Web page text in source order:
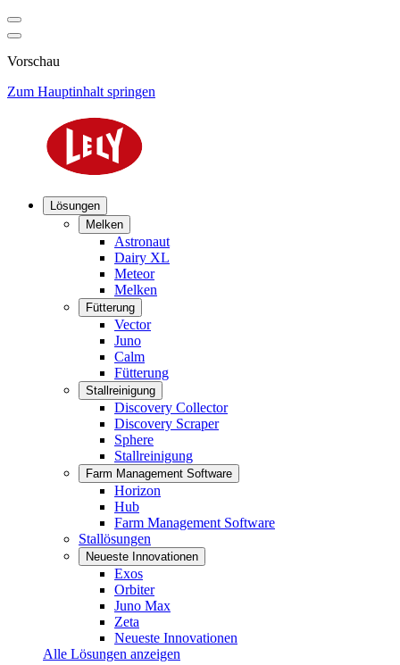
Vorschau
Zum Hauptinhalt springen
Lösungen
Melken
Astronaut
Dairy XL
Meteor
Melken
Fütterung
Vector
Juno
Calm
Fütterung
Stallreinigung
Discovery Collector
Discovery Scraper
Sphere
Stallreinigung
Farm Management Software
Horizon
Hub
Farm Management Software
Stallösungen
Neueste Innovationen
Exos
Orbiter
Juno Max
Zeta
Neueste Innovationen
Alle Lösungen anzeigen